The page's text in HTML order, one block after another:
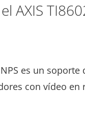
AXIS
es un
con vídeo en